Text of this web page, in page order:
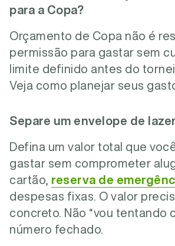
para a Copa?
Orçamento de Copa não é
permissão para gastar sem
limite definido antes do
Veja como planejar seus
Separe um envelope de
Defina um valor total que
gastar sem comprometer
cartão, reserva de
despesas fixas. O valor
concreto. Não “vou tentando
número fechado.